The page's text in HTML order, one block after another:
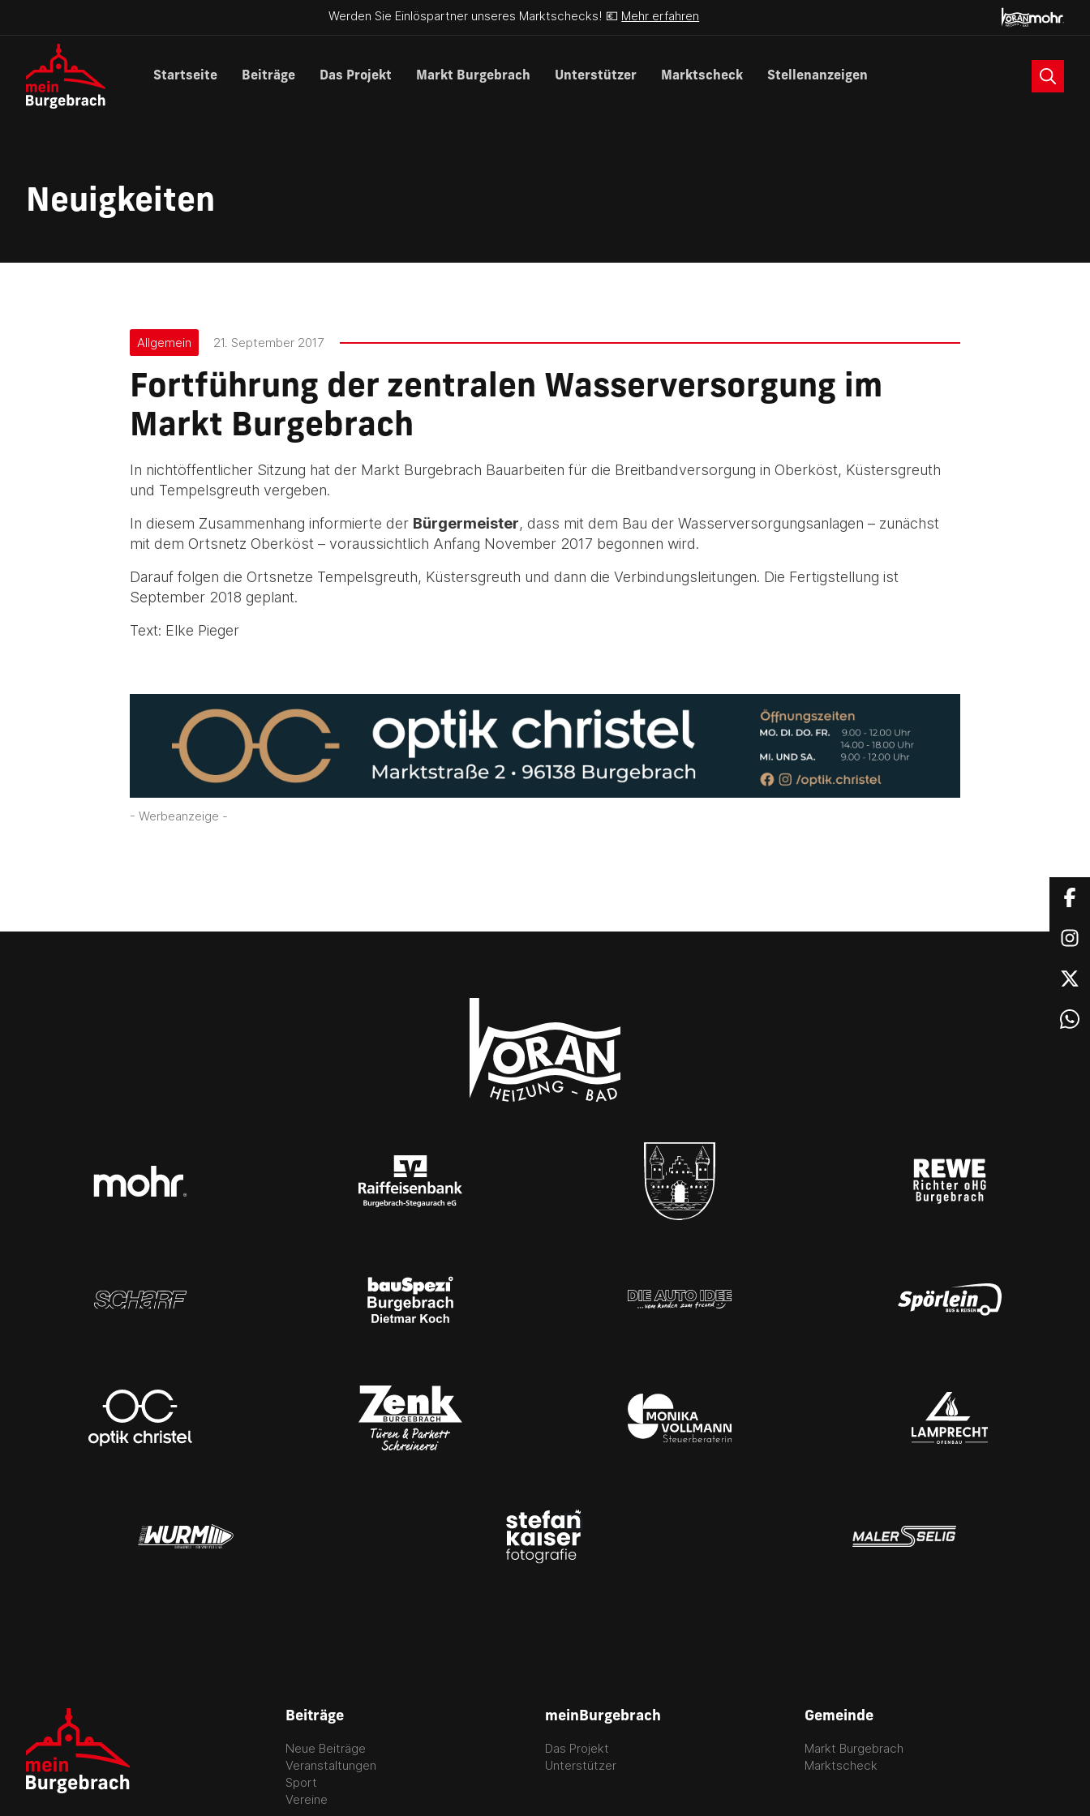
Werden Sie Einlöspartner unseres Marktschecks! 💶 Mehr erfahren
Startseite Beiträge Das Projekt Markt Burgebrach Unterstützer Marktscheck Stellenanzeigen Suche
Neuigkeiten
Allgemein 21. September 2017
Fortführung der zentralen Wasserversorgung im
Markt Burgebrach
In nichtöffentlicher Sitzung hat der Markt Burgebrach Bauarbeiten für die Breitbandversorgung in Oberköst, Küstersgreuth
und Tempelsgreuth vergeben.
In diesem Zusammenhang informierte der Bürgermeister, dass mit dem Bau der Wasserversorgungsanlagen – zunächst
mit dem Ortsnetz Oberköst – voraussichtlich Anfang November 2017 begonnen wird.
Darauf folgen die Ortsnetze Tempelsgreuth, Küstersgreuth und dann die Verbindungsleitungen. Die Fertigstellung ist
September 2018 geplant.
Text: Elke Pieger
- Werbeanzeige -
Beiträge
Neue Beiträge
Veranstaltungen
Sport
Vereine
meinBurgebrach
Das Projekt
Unterstützer
Gemeinde
Markt Burgebrach
Marktscheck